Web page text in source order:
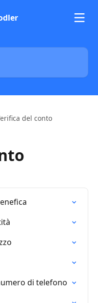
del conto
di telefono